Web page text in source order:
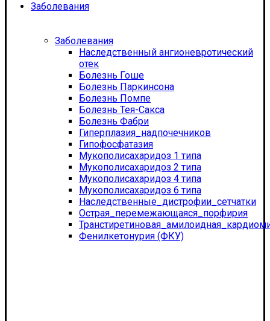
Заболевания
Заболевания
Наследственный ангионевротический
отек
Болезнь Гоше
Болезнь Паркинсона
Болезнь Помпе
Болезнь Тея-Сакса
Болезнь Фабри
Гиперплазия_надпочечников
Гипофосфатазия
Мукополисахаридоз 1 типа
Мукополисахаридоз 2 типа
Мукополисахаридоз 4 типа
Мукополисахаридоз 6 типа
Наследственные_дистрофии_сетчатки
Острая_перемежающаяся_порфирия
Фенилкетонурия (ФКУ)